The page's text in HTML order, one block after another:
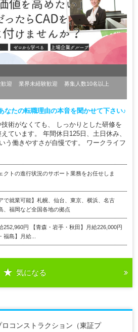
迎 業界未経験歓迎
募集人数10名以上
たの転職理由の本音を聞かせて下さい♪
術がなくても、 しっかりとした研修を
ています。 年間休日125日、土日休み、
う働きやすさが自慢です。 ワークライフ
クトの進行状況のサポート業務をお任せしま
で就業可能】札幌、仙台、東京、横浜、名古
、福岡など全国各地の拠点
252,960円 【青森・岩手・秋田】月給226,000円
福島】月給...
気になる
コンストラクション（東証プ